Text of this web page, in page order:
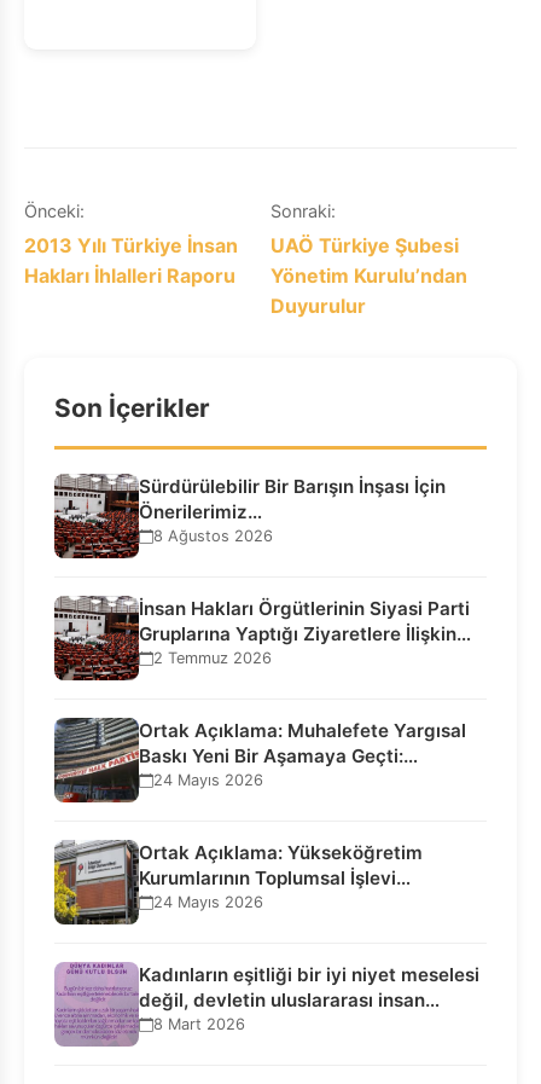
Yazı
gezinmesi
Önceki:
2013 Yılı Türkiye İnsan
Hakları İhlalleri Raporu
Sonraki:
UAÖ Türkiye Şubesi
Yönetim Kurulu’ndan
Duyurulur
Son İçerikler
Sürdürülebilir Bir Barışın İnşası İçin
Önerilerimiz…
8 Ağustos 2026
İnsan Hakları Örgütlerinin Siyasi Parti
Gruplarına Yaptığı Ziyaretlere İlişkin
Bilgilendirme…
2 Temmuz 2026
Ortak Açıklama: Muhalefete Yargısal
Baskı Yeni Bir Aşamaya Geçti:
Seçilmiş…
24 Mayıs 2026
Ortak Açıklama: Yükseköğretim
Kurumlarının Toplumsal İşlevi
Kurucularının Ticari Akıbetine
24 Mayıs 2026
Kadınların eşitliği bir iyi niyet meselesi
değil, devletin uluslararası insan…
8 Mart 2026